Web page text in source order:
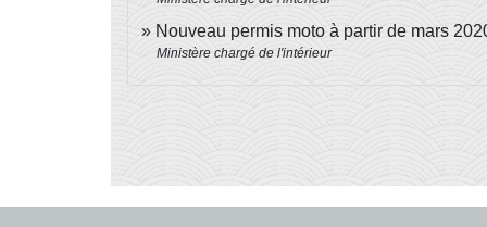
Nouveau permis moto à partir de mars
Ministère chargé de l'intérieur